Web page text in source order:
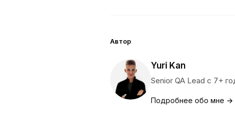
Автор
Yuri Kan
Senior QA Lead с 7+
Подробнее обо мне →